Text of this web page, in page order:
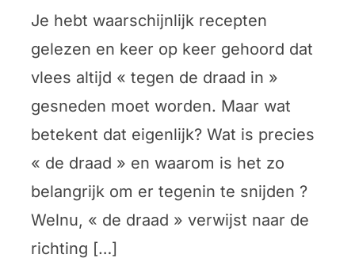
Je hebt waarschijnlijk recepten
gelezen en keer op keer gehoord dat
vlees altijd « tegen de draad in »
gesneden moet worden. Maar wat
betekent dat eigenlijk? Wat is precies
« de draad » en waarom is het zo
belangrijk om er tegenin te snijden ?
Welnu, « de draad » verwijst naar de
richting […]